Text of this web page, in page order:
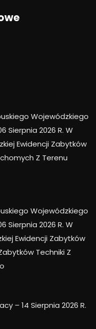
Wojewódzkiego
Sierpnia 2026 R. W
Ewidencji Zabytków
Z Terenu
Wojewódzkiego
Sierpnia 2026 R. W
Ewidencji Zabytków
Techniki Z
– 14 Sierpnia 2026 R.